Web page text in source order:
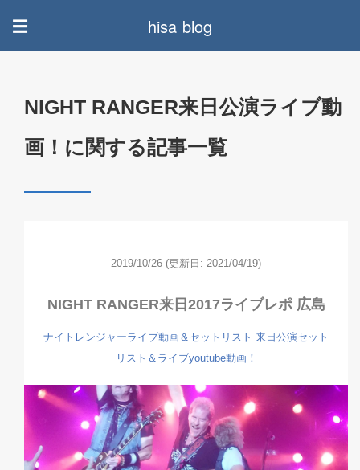
☰ hisa blog
NIGHT RANGER来日公演ライブ動
画！に関する記事一覧
2019/10/26 (更新日: 2021/04/19)
NIGHT RANGER来日2017ライブレポ 広島
ナイトレンジャーライブ動画＆セットリスト 来日公演セット
リスト＆ライブyoutube動画！